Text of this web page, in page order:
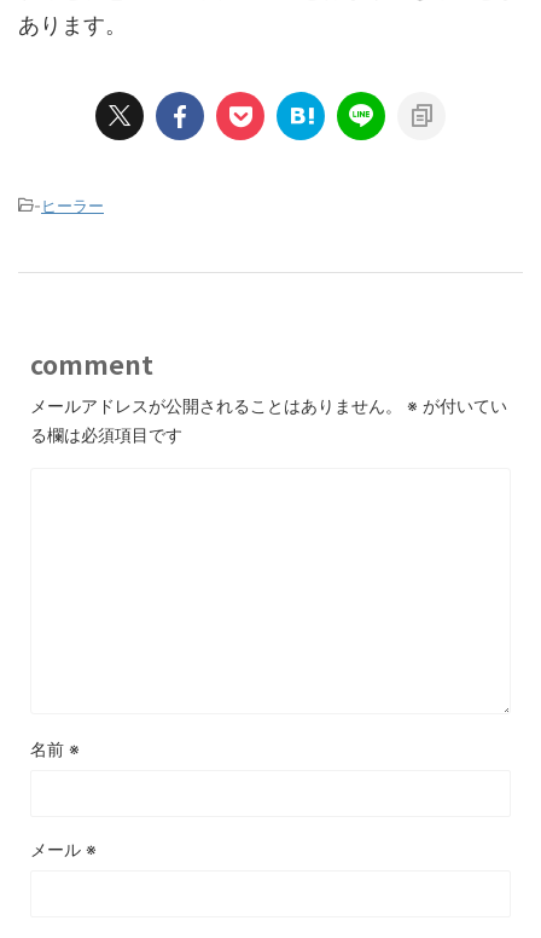
あります。
-ヒーラー
comment
メールアドレスが公開されることはありません。 ※ が付いてい
る欄は必須項目です
名前 ※
メール ※